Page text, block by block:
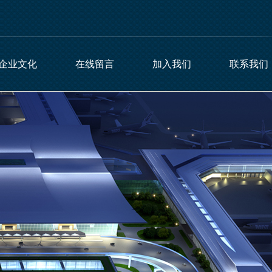
业文化 在线留言 加入我们 联系我们